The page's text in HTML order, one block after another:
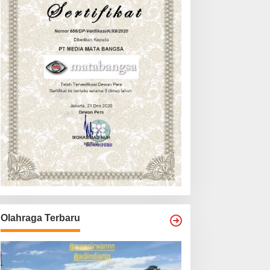
Olahraga Terbaru